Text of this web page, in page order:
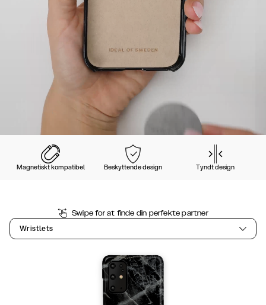
Magnetiskt kompatibel Beskyttende design Tyndt design
Swipe for at finde din perfekte partner
Wristlets